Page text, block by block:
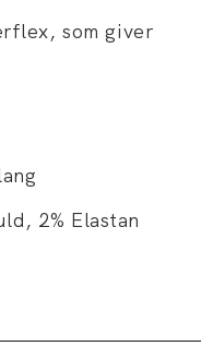
som giver
2% Elastan